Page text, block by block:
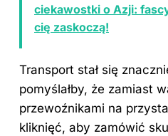
ciekawostki o Azji:
cię zaskoczą!
Transport stał się
pomyślałby, że zamiast
przewoźnikami na
kliknięć, aby zamówić